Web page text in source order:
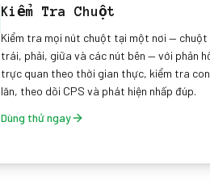
Kiểm Tra Chuột
Kiểm tra mọi nút chuột tại một nơi — chuột
trái, phải, giữa và các nút bên — với phản
trực quan theo thời gian thực, kiểm tra con
lăn, theo dõi CPS và phát hiện nhấp đúp.
Dùng thử ngay